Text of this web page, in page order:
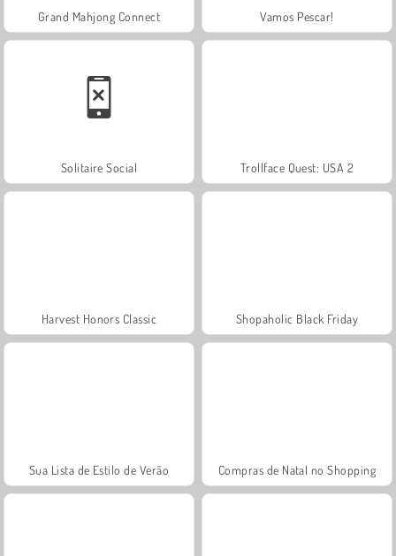
Grand Mahjong Connect Vamos Pescar!
Solitaire Social Trollface Quest: USA 2
Harvest Honors Classic Shopaholic Black Friday
Sua Lista de Estilo de Verão Compras de Natal no Shopping